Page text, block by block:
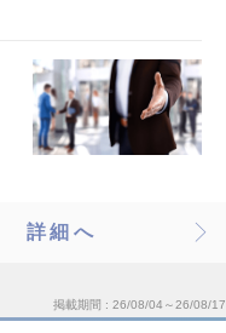
詳細へ
掲載期間 26/08/04～26/08/17